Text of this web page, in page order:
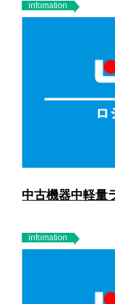
infomation
中古機器中軽量
infomation